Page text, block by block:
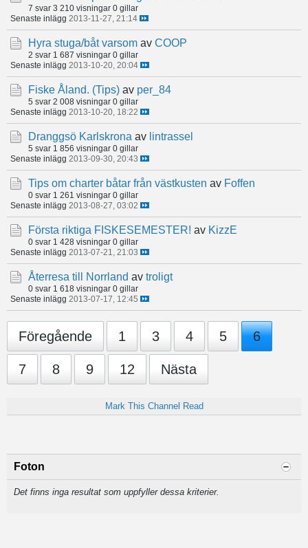
7 svar 3 210 visningar 0 gillar
Senaste inlägg 2013-11-27, 21:14
Hyra stuga/båt varsom av COOP
2 svar 1 687 visningar 0 gillar
Senaste inlägg 2013-10-20, 20:04
Fiske Åland. (Tips) av per_84
5 svar 2 008 visningar 0 gillar
Senaste inlägg 2013-10-20, 18:22
Dranggsö Karlskrona av lintrassel
5 svar 1 856 visningar 0 gillar
Senaste inlägg 2013-09-30, 20:43
Tips om charter båtar från västkusten av Foffen
0 svar 1 261 visningar 0 gillar
Senaste inlägg 2013-08-27, 03:02
Första riktiga FISKESEMESTER! av KizzE
0 svar 1 428 visningar 0 gillar
Senaste inlägg 2013-07-21, 21:03
Återresa till Norrland av troligt
0 svar 1 618 visningar 0 gillar
Senaste inlägg 2013-07-17, 12:45
Föregående 1 3 4 5 6
7 8 9 12 Nästa
Mark This Channel Read
Foton
Det finns inga resultat som uppfyller dessa kriterier.